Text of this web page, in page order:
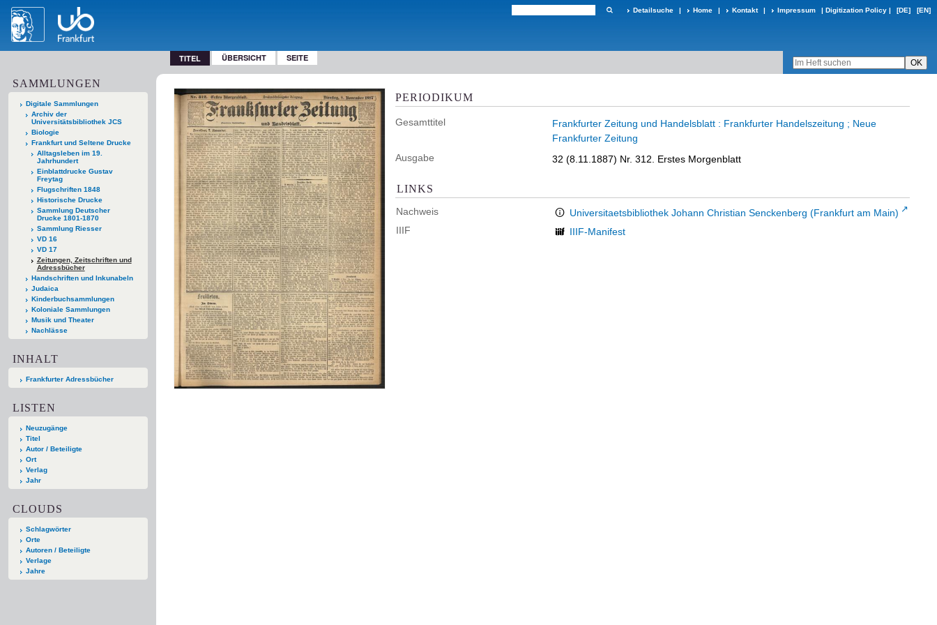
Detailsuche | Home | Kontakt | Impressum | Digitization Policy | [DE] [EN]
TITEL ÜBERSICHT SEITE
SAMMLUNGEN
Digitale Sammlungen
Archiv der
Universitätsbibliothek JCS
Biologie
Frankfurt und Seltene Drucke
Alltagsleben im 19.
Jahrhundert
Einblattdrucke Gustav
Freytag
Flugschriften 1848
Historische Drucke
Sammlung Deutscher
Drucke 1801-1870
Sammlung Riesser
VD 16
VD 17
Zeitungen, Zeitschriften und
Adressbücher
Handschriften und Inkunabeln
Judaica
Kinderbuchsammlungen
Koloniale Sammlungen
Musik und Theater
Nachlässe
INHALT
Frankfurter Adressbücher
LISTEN
Neuzugänge
Titel
Autor / Beteiligte
Ort
Verlag
Jahr
CLOUDS
Schlagwörter
Orte
Autoren / Beteiligte
Verlage
Jahre
PERIODIKUM
Gesamttitel
Frankfurter Zeitung und Handelsblatt : Frankfurter Handelszeitung ; Neue
Frankfurter Zeitung
Ausgabe
32 (8.11.1887) Nr. 312. Erstes Morgenblatt
LINKS
Nachweis
Universitaetsbibliothek Johann Christian Senckenberg (Frankfurt am Main)
IIIF
IIIF-Manifest